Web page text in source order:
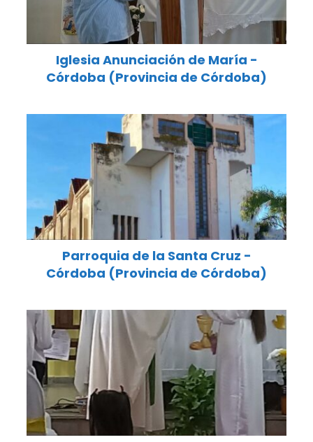
Iglesia Anunciación de María -
Córdoba (Provincia de Córdoba)
Parroquia de la Santa Cruz -
Córdoba (Provincia de Córdoba)